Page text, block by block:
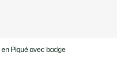
Piqué avec badge